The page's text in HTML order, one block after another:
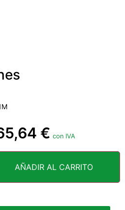
€ con IVA
AÑADIR AL CARRITO